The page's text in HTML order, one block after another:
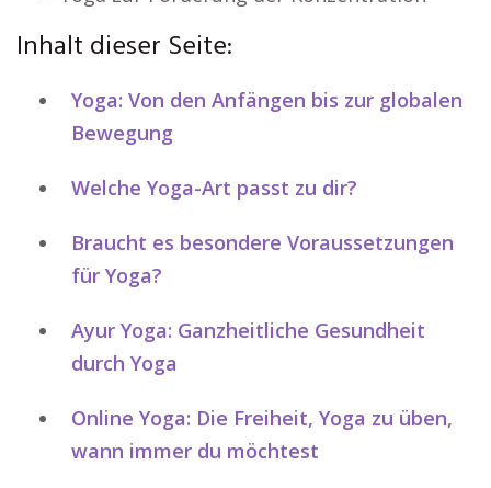
Inhalt dieser Seite:
Yoga: Von den Anfängen bis zur globalen
Bewegung
Welche Yoga-Art passt zu dir?
Braucht es besondere Voraussetzungen
für Yoga?
Ayur Yoga: Ganzheitliche Gesundheit
durch Yoga
Online Yoga: Die Freiheit, Yoga zu üben,
wann immer du möchtest